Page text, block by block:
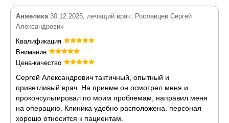
Анжелика30.12.2025, лечащий врач: Рославцев Сергей
Александрович
Квалификация
Внимание
Цена-качество
Сергей Александрович тактичный, опытный и
приветливый врач. На приеме он осмотрел меня и
проконсультировал по моим проблемам, направил меня
на операцию. Клиника удобно расположена. персонал
хорошо относится к пациентам.